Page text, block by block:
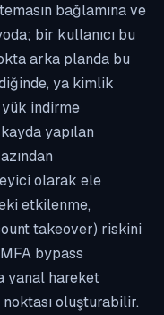
bağlamına ve
bir kullanıcı bu
arka planda bu
ya kimlik
yük indirme
yapılan
olarak ele
etkilenme,
takeover) riskini
bypass
yanal hareket
oluşturabilir.